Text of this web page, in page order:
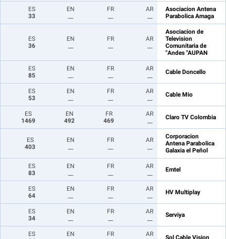
Asociacion Antena
Parabolica Amaga
AR
FR
EN
ES
33
Asociacion de
Television
Comunitaria de
Andes "AUPAN"
AR
FR
EN
ES
36
Cable Doncello
AR
FR
EN
ES
85
Cable Mio
AR
FR
EN
ES
53
Claro TV Colombia
AR
FR
469
EN
492
ES
1469
Corporacion
Antena Parabolica
Galaxia el Peñol
AR
FR
EN
ES
403
Emtel
AR
FR
EN
ES
83
HV Multiplay
AR
FR
EN
ES
64
Serviya
AR
FR
EN
ES
34
Sol Cable Vision
AR
FR
EN
ES